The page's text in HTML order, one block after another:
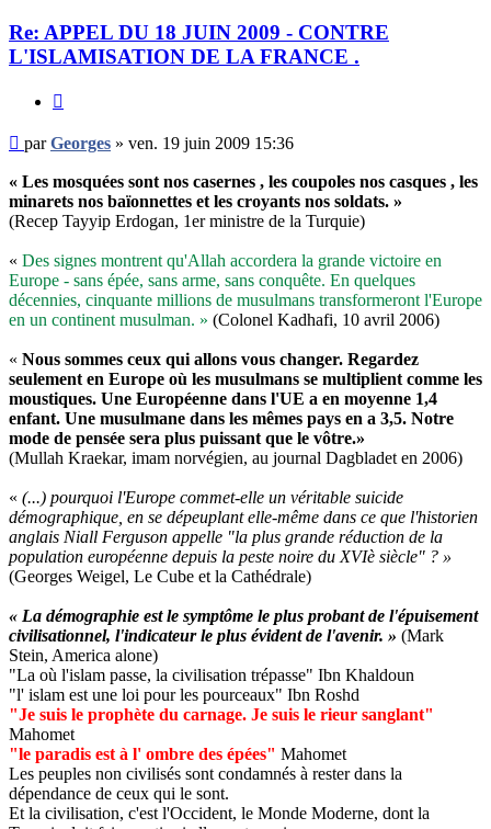
Re: APPEL DU 18 JUIN 2009 - CONTRE
L'ISLAMISATION DE LA FRANCE .
Message
non
lu
parGeorges » ven. 19 juin 2009 15:36
« Les mosquées sont nos casernes , les coupoles nos casques , les
minarets nos baïonnettes et les croyants nos soldats. »
(Recep Tayyip Erdogan, 1er ministre de la Turquie)
« Des signes montrent qu'Allah accordera la grande victoire en
Europe - sans épée, sans arme, sans conquête. En quelques
décennies, cinquante millions de musulmans transformeront l'Europe
en un continent musulman. » (Colonel Kadhafi, 10 avril 2006)
« Nous sommes ceux qui allons vous changer. Regardez
seulement en Europe où les musulmans se multiplient comme les
moustiques. Une Européenne dans l'UE a en moyenne 1,4
enfant. Une musulmane dans les mêmes pays en a 3,5. Notre
mode de pensée sera plus puissant que le vôtre.»
(Mullah Kraekar, imam norvégien, au journal Dagbladet en 2006)
« (...) pourquoi l'Europe commet-elle un véritable suicide
démographique, en se dépeuplant elle-même dans ce que l'historien
anglais Niall Ferguson appelle "la plus grande réduction de la
population européenne depuis la peste noire du XVIè siècle" ? »
(Georges Weigel, Le Cube et la Cathédrale)
« La démographie est le symptôme le plus probant de l'épuisement
civilisationnel, l'indicateur le plus évident de l'avenir. » (Mark
Stein, America alone)
"La où l'islam passe, la civilisation trépasse" Ibn Khaldoun
"l' islam est une loi pour les pourceaux" Ibn Roshd
"Je suis le prophète du carnage. Je suis le rieur sanglant"
Mahomet
"le paradis est à l' ombre des épées" Mahomet
Les peuples non civilisés sont condamnés à rester dans la
dépendance de ceux qui le sont.
Et la civilisation, c'est l'Occident, le Monde Moderne, dont la